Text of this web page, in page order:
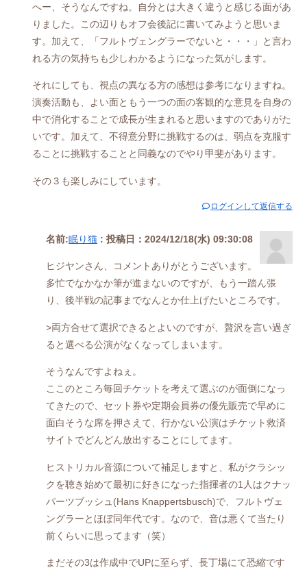
へー、そうなんですね。自分とは大きく違うと感じる面があ
りました。この辺りもオフ会後記に書いてみようと思いま
す。加えて、「フルトヴェングラーでないと・・・」と言わ
れる方の気持ちも少しわかるようになった気がします。
それにしても、視点の異なる方の感想は参考になりますね。
演奏活動も、よい面ともう一つの面の客観的な意見を自身の
中で消化することで成長が生まれると思いますのでありがた
いです。加えて、不得意分野に挑戦するのは、弱点を克服す
ることに挑戦することと同義なのでやり甲斐があります。
その３も楽しみにしています。
ログインして返信する
名前:眠り猫 : 投稿日：2024/12/18(水) 09:30:08
ヒジヤンさん、コメントありがとうございます。
多忙でなかなか筆が進まないのですが、もう一踏ん張
り、後半戦の記事までなんとか仕上げたいところです。
>両方合せて選択できるとよいのですが、贅沢を言い過ぎ
ると選べる公演がなくなってしまいます。
そうなんですよねぇ。
ここのところ毎回チケットを考えて選ぶのが面倒になっ
てきたので、セット券や定期会員券の優先販売で早めに
面白そうな席を押さえて、行かない公演はチケット救済
サイトでどんどん放出することにしてます。
ヒストリカル音源について補足しますと、私がクラシッ
クを聴き始めて最初に好きになった指揮者の1人はクナッ
パーツブッシュ(Hans Knappertsbusch)で、フルトヴェ
ングラーとほぼ同年代です。なので、音は悪くて当たり
前くらいに思ってます（笑）
まだその3は作成中でUPに至らず、長丁場にて恐縮です